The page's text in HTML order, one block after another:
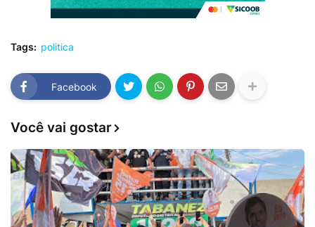
Tags: politica
Facebook
Você vai gostar